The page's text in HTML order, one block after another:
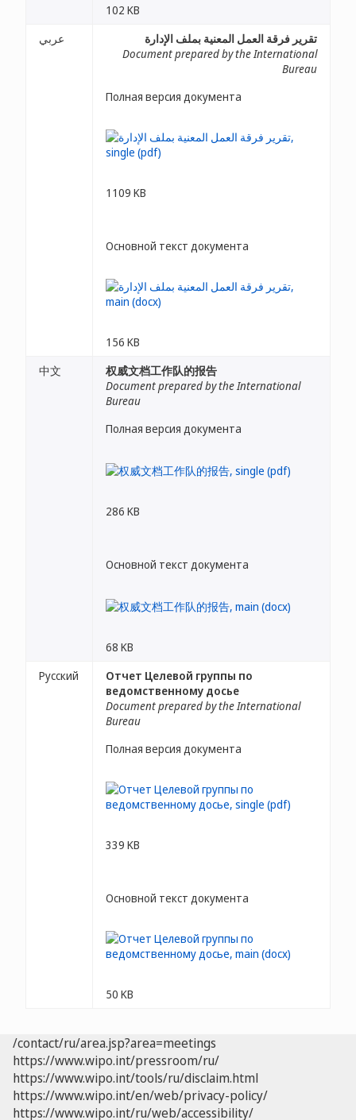
102 KB
عربي
تقرير فرقة العمل المعنية بملف الإدارة
Document prepared by the International
Bureau
Полная версия документа
1109 KB
Основной текст документа
156 KB
中文
权威文档工作队的报告
Document prepared by the International
Bureau
Полная версия документа
286 KB
Основной текст документа
68 KB
Русский
Отчет Целевой группы по
ведомственному досье
Document prepared by the International
Bureau
Полная версия документа
339 KB
Основной текст документа
50 KB
/contact/ru/area.jsp?area=meetings
https://www.wipo.int/pressroom/ru/
https://www.wipo.int/tools/ru/disclaim.html
https://www.wipo.int/en/web/privacy-policy/
https://www.wipo.int/ru/web/accessibility/